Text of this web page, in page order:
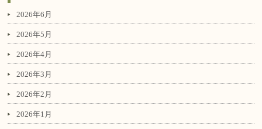
2026年6月
2026年5月
2026年4月
2026年3月
2026年2月
2026年1月